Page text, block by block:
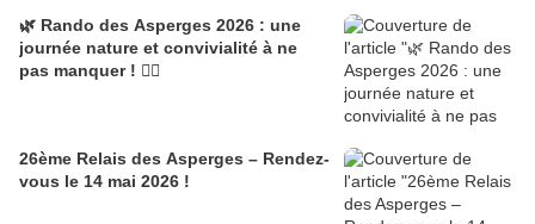
🌿 Rando des Asperges 2026 : une
journée nature et convivialité à ne
pas manquer ! 🚶‍♂️
26ème Relais des Asperges – Rendez-
vous le 14 mai 2026 !